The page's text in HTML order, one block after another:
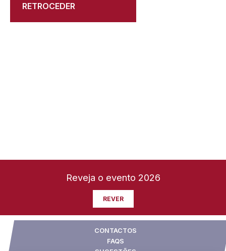
RETROCEDER
Reveja o evento 2026
REVER
CONTACTOS
FAQS